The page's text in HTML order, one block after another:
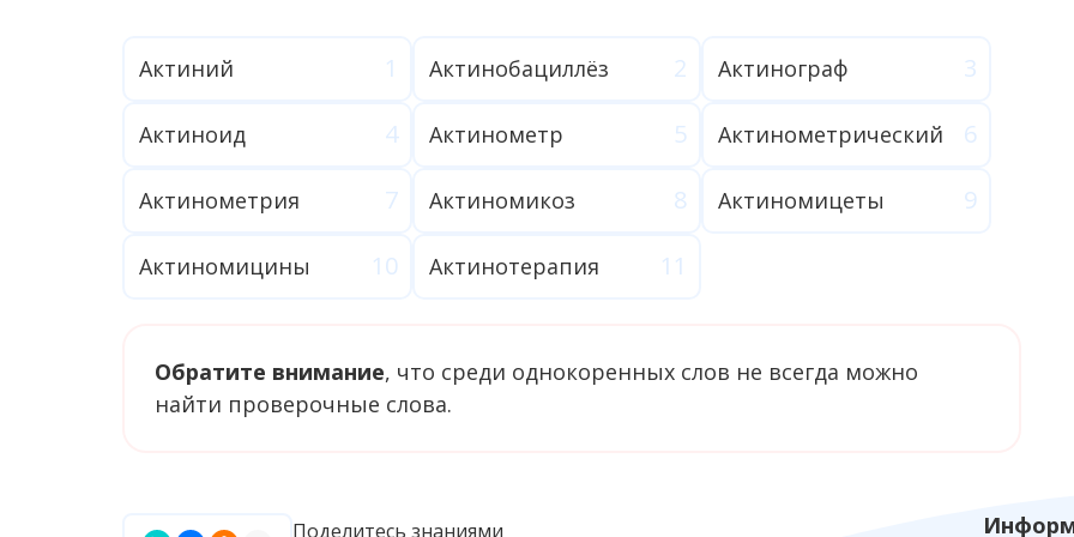
Актиний Актинобациллёз Актинограф
Актиноид Актинометр Актинометрический
Актинометрия Актиномикоз Актиномицеты
Актиномицины Актинотерапия
Обратите внимание, что среди однокоренных слов не всегда можно
найти проверочные слова.
Поделитесь знаниями